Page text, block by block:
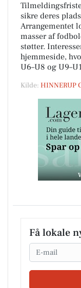
sikre deres
Arrangementet
masser af
støtter.
hjemmeside,
U6–U8 og
Kilde: HINNERUP
Få lokale
Email